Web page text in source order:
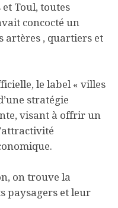
Toul, toutes
concocté un
artères , quartiers et
le label « villes
stratégie
visant à offrir un
on trouve la
paysagers et leur